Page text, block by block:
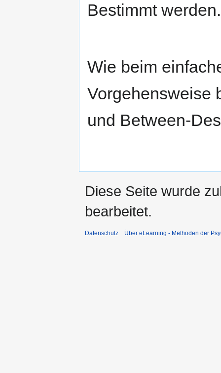
Bestimmt werden.
Wie beim
Vorgehensweise
und Between-
Diese Seite wurde
bearbeitet.
Datenschutz Über eLearning - Methoden der